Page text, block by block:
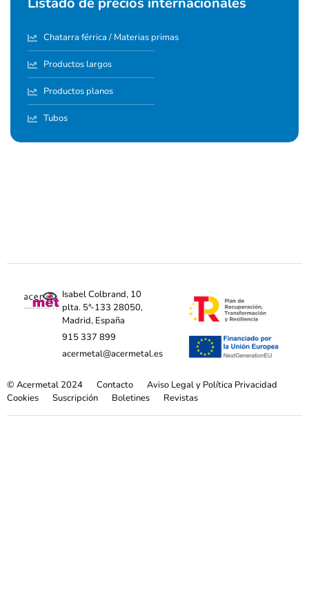
Chatarra férrica / Materias primas
Productos largos
Productos planos
Tubos
Isabel Colbrand, 10
plta. 5ª-133 28050,
Madrid, España
915 337 899
acermetal@acermetal.es
© Acermetal 2024 Contacto
Aviso Legal y Política Privacidad
Cookies
Suscripción Boletines Revistas